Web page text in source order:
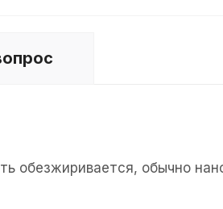
обезжиривается, обычно